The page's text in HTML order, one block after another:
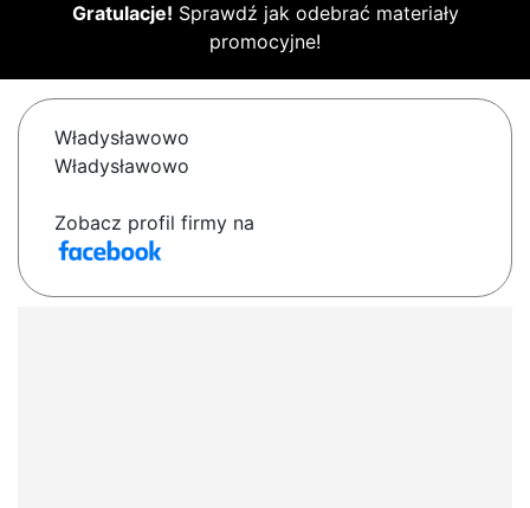
Gratulacje! Sprawdź jak odebrać materiały
promocyjne!
Władysławowo
Władysławowo
Zobacz profil firmy na